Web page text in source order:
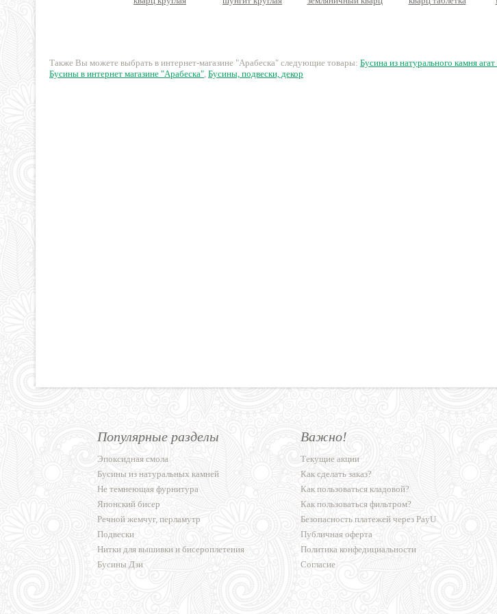
Также Вы можете выбрать в интернет-магазине "Арабеска" следующие товары: Бусина из натурального камня
Бусины в интернет магазине "Арабеска", Бусины, подвески, декор
Популярные разделы
Эпоксидная смола
Бусины из натуральных камней
Не темнеющая фурнитура
Японский бисер
Речной жемчуг, перламутр
Подвески
Нитки для вышивки и бисероплетения
Бусины Дзи
Важно!
Текущие акции
Как сделать заказ?
Как пользоваться кладовой?
Как пользоваться фильтром?
Безопасность платежей через PayU
Публичная оферта
Политика конфедициальности
Согласие